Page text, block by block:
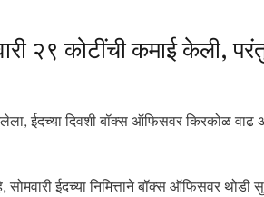
२९ कोटींची कमाई केली,
ईदच्या दिवशी बॉक्स ऑफिसवर किरकोळ
ईदच्या निमित्ताने बॉक्स ऑफिसवर थोडी